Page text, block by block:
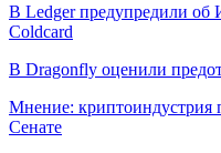
В Ledger предупредили об
Coldcard
В Dragonfly оценили
Мнение: криптоиндустрия
Сенате